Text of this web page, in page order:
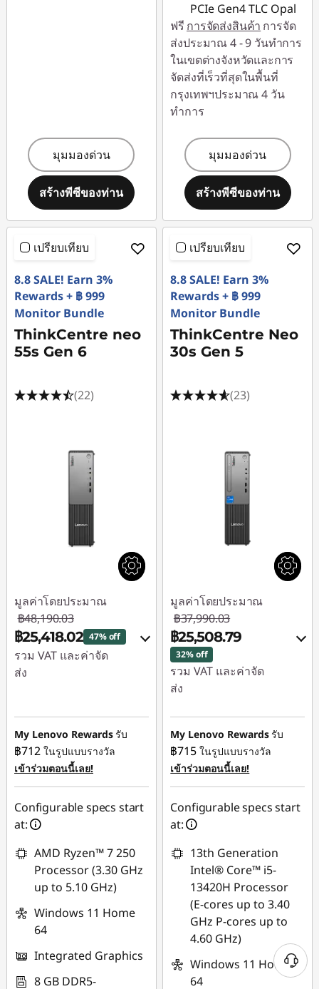
มุมมองด่วน
สร้างพีซีของท่าน
PCIe Gen4 TLC Opal
ฟรี การจัดส่งสินค้า การจัด
ส่งประมาณ 4 - 9 วันทำการ
ในเขตต่างจังหวัดและการ
จัดส่งที่เร็วที่สุดในพื้นที่
กรุงเทพฯประมาณ 4 วัน
ทำการ
มุมมองด่วน
สร้างพีซีของท่าน
เปรียบเทียบ
8.8 SALE! Earn 3%
Rewards + ฿ 999
Monitor Bundle
ThinkCentre neo
55s Gen 6
(22)
มูลค่าโดยประมาณ
฿48,190.03
฿25,418.02 47% off
รวม VAT และค่าจัด
ส่ง
฿22,273.68
การประหยัด
eCoupon :-฿498.33
ใช้ eCoupon :
88SALETH
My Lenovo Rewardsรับ
฿712 ในรูปแบบรางวัล
เข้าร่วมตอนนี้เลย!
Configurable specs start
at:
AMD Ryzen™ 7 250
Processor (3.30 GHz
up to 5.10 GHz)
Windows 11 Home
64
Integrated Graphics
8 GB DDR5-
เปรียบเทียบ
8.8 SALE! Earn 3%
Rewards + ฿ 999
Monitor Bundle
ThinkCentre Neo
30s Gen 5
(23)
มูลค่าโดยประมาณ
฿37,990.03
฿25,508.79
32% off
รวม VAT และค่าจัด
ส่ง
ประหยัดทันที :-
฿11,981.06
การประหยัด
eCoupon :-฿500.18
ใช้ eCoupon :
88SALETH
My Lenovo Rewardsรับ
฿715 ในรูปแบบรางวัล
เข้าร่วมตอนนี้เลย!
Configurable specs start
at:
13th Generation
Intel® Core™ i5-
13420H Processor
(E-cores up to 3.40
GHz P-cores up to
4.60 GHz)
Windows 11 Home
64